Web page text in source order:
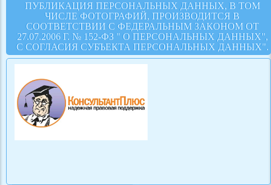
ПУБЛИКАЦИЯ ПЕРСОНАЛЬНЫХ ДАННЫХ, В ТОМ
ЧИСЛЕ ФОТОГРАФИЙ, ПРОИЗВОДИТСЯ В
СООТВЕТСТВИИ С ФЕДЕРАЛЬНЫМ ЗАКОНОМ ОТ
27.07.2006 Г. № 152-ФЗ " О ПЕРСОНАЛЬНЫХ ДАННЫХ",
С СОГЛАСИЯ СУБЪЕКТА ПЕРСОНАЛЬНЫХ ДАННЫХ".